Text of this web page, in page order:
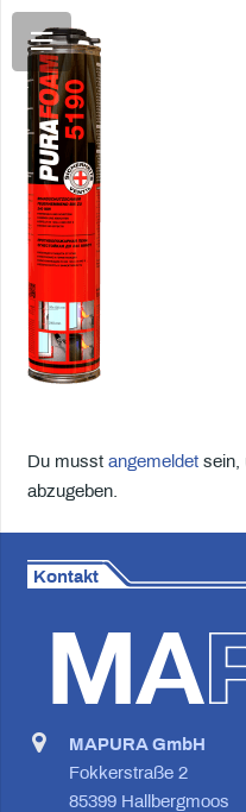
Du musst angemeldetsein,
abzugeben.
Kontakt
MAPURA GmbH
Fokkerstraße 2
85399 Hallbergmoos